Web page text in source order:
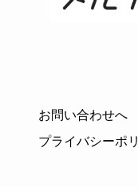
お問い合わせへ
プライバシーポ